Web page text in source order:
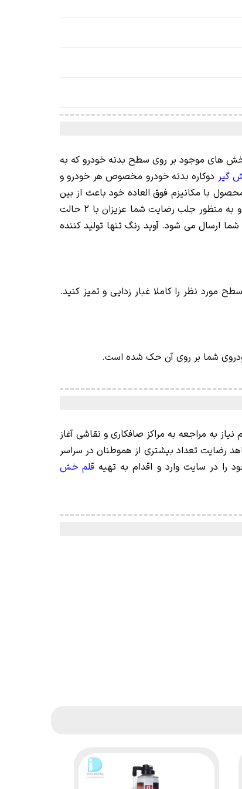
های موجود بر روی سطح بدنه خودرو که به
گیر دوکاره بدنه خودرو مخصوص هر خودرو و
با مکانیزم فوق العاده خود باعث از بین
رفتن هر گونه خط و خش موجود بر روی بدنه خودروی شما می شود. شکل این قلم های خش گیر همانند یک لاک غلط گیر است و به منظور جلب رضایت شما عزیزان با 2 حالت
ارسال می شود. آوید رنگ تنها تولید کننده
مورد نظر را کاملا غبار زدایی و تمیز کنید.
شما بر روی آن حک شده است.
منظور عدم نیاز به مراجعه به مراکز صافکاری و نقاشی آغاز
رضایت تعداد بیشتری از هموطنان در سراسر
را در سایت وارد و اقدام به تهیه قلم خش